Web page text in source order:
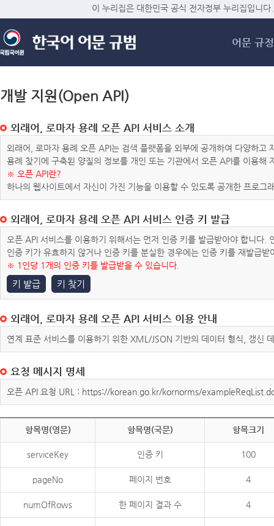
메
이 누리집은 대한민국 공식 전자정부 누리집입니다.
어문 규정
개발 지원(Open API)
외래어, 로마자 용례 오픈 API 서비스 소개
외래어, 로마자 용례 오픈 API는 검색 플랫폼을 외부에 공개하여 다양하
용례 찾기에 구축된 양질의 정보를 개인 또는 기관에서 오픈 API를 이용해
※ 오픈 API란?
하나의 웹사이트에서 자신이 가진 기능을 이용할 수 있도록 공개한 프로그
외래어, 로마자 용례 오픈 API 서비스 인증 키 발급
오픈 API 서비스를 이용하기 위해서는 먼저 인증 키를 발급받아야 합니다
인증 키가 유효하지 않거나 인증 키를 분실한 경우에는 인증 키를 재발급받
※ 1인당 1개의 인증 키를 발급받을 수 있습니다.
키 발급 키 찾기
외래어, 로마자 용례 오픈 API 서비스 이용 안내
연계 표준 서비스를 이용하기 위한 XML/JSON 기반의 데이터 형식, 갱신
요청 메시지 명세
오픈 API 요청 URL : https://korean.go.kr/kornorms/
항목명(영문) 항목명(국문) 항목크기
serviceKey 인증 키 100
pageNo 페이지 번호 4
numOfRows 한 페이지 결과 수 4